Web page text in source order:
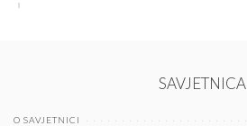
SAVJETNICA
O SAVJETNICI